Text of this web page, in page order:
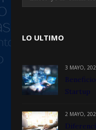
LO ULTIMO
3 MAYO,
Startup
2 MAYO,